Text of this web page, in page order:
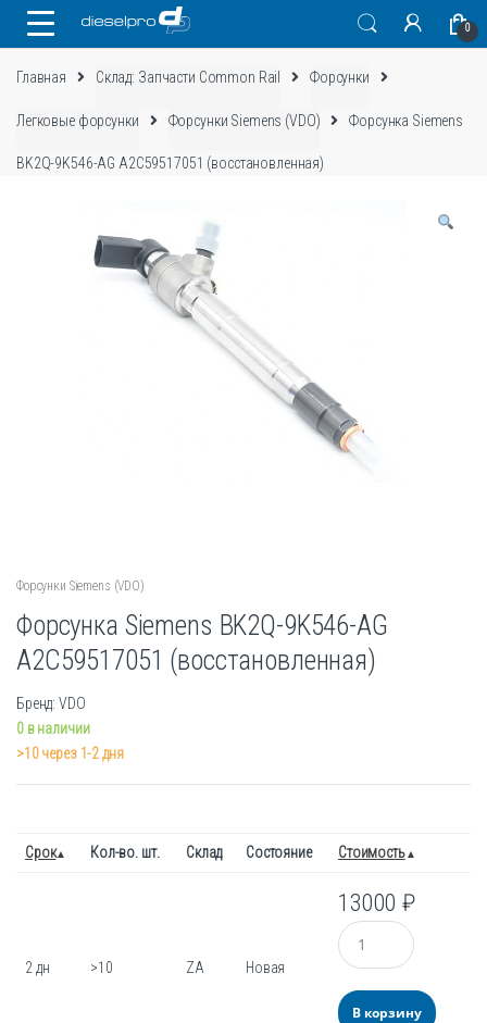
0
Главная Склад: Запчасти Common Rail Форсунки
Легковые форсунки Форсунки Siemens (VDO) Форсунка Siemens
BK2Q-9K546-AG A2C59517051 (восстановленная)
Форсунки Siemens (VDO)
Форсунка Siemens BK2Q-9K546-AG
A2C59517051 (восстановленная)
Бренд: VDO
0 в наличии
>10 через 1-2 дня
Срок Кол-во. шт. Склад Состояние Стоимость
2 дн >10 ZA Новая
13000₽
Количество
В корзину